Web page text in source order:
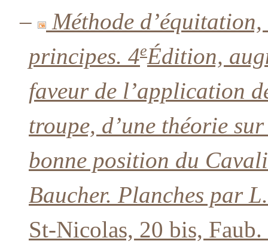
–
Méthode
principes. 4eÉdition,
faveur de l’application
troupe, d’une théorie
bonne position du
Baucher. Planches par
St-Nicolas, 20 bis,